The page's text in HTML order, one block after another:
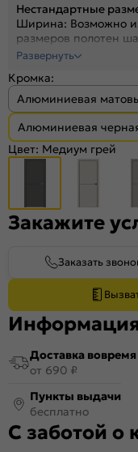
Нестандартные
Ширина: Возможно
размеров полотен
Высота: На полотна
Развернуть
Кромка:
Алюминиевая
Алюминиевая
Цвет: Медиум грей
Закажите
Заказать
Информация
Доставка вовремя
от 690 ₽
Пункты выдачи
бесплатно
С заботой о